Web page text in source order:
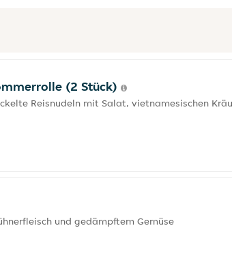
(2 Stück)
Reisnudeln mit Salat, vietnamesischen
und gedämpftem Gemüse